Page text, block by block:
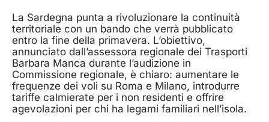
La Sardegna punta a rivoluzionare la continuità
territoriale con un bando che verrà pubblicato
entro la fine della primavera. L’obiettivo,
annunciato dall’assessora regionale dei Trasporti
Barbara Manca durante l’audizione in
Commissione regionale, è chiaro: aumentare le
frequenze dei voli su Roma e Milano, introdurre
tariffe calmierate per i non residenti e offrire
agevolazioni per chi ha legami familiari nell’isola.